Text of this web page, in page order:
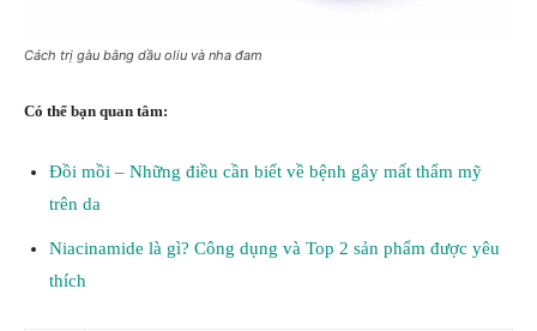
Cách trị gàu bằng dầu oliu và nha đam
Có thể bạn quan tâm:
Đồi mồi – Những điều cần biết về bệnh gây mất thẩm mỹ
trên da
Niacinamide là gì? Công dụng và Top 2 sản phẩm được yêu
thích